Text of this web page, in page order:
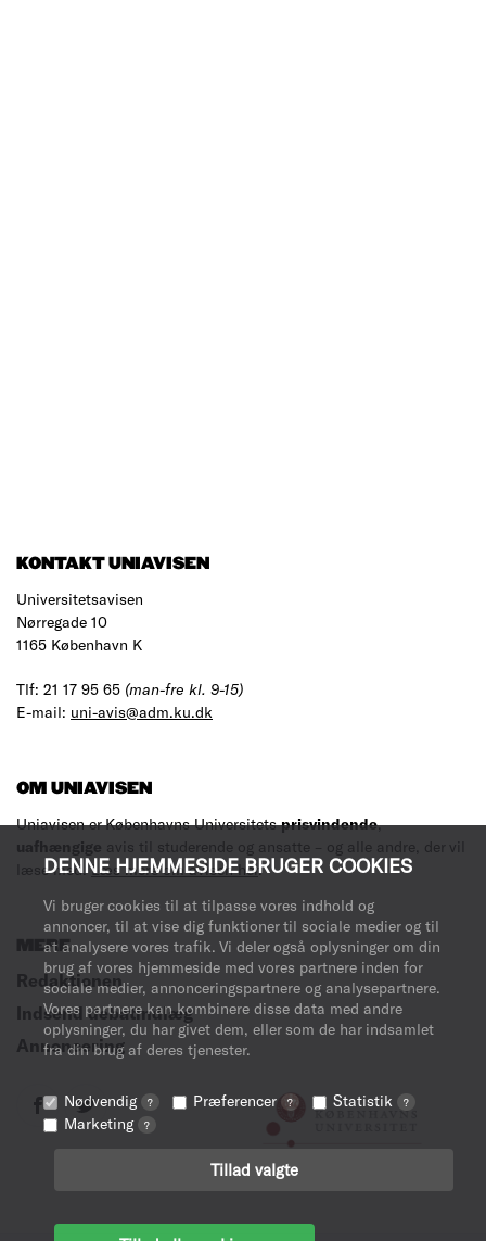
DENNE HJEMMESIDE BRUGER COOKIES
Vi bruger cookies til at tilpasse vores indhold og
annoncer, til at vise dig funktioner til sociale medier og til
at analysere vores trafik. Vi deler også oplysninger om din
brug af vores hjemmeside med vores partnere inden for
sociale medier, annonceringspartnere og analysepartnere.
Vores partnere kan kombinere disse data med andre
oplysninger, du har givet dem, eller som de har indsamlet
fra din brug af deres tjenester.
Nødvendig ? Præferencer ? Statistik ?
Marketing ?
Tillad valgte
KONTAKT UNIAVISEN
Universitetsavisen
Nørregade 10
1165 København K
Tlf: 21 17 95 65 (man-fre kl. 9-15)
E-mail: uni-avis@adm.ku.dk
OM UNIAVISEN
Uniavisen er Københavns Universitetsprisvindende,
uafhængige avis til studerende og ansatte – og alle andre, der vil
læse med.Læs mere om avisen her.
MERE
Redaktionen
Indsend debatindlæg
Annoncering